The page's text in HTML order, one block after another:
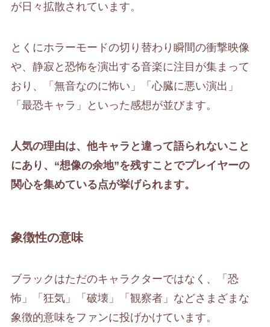
が日々拡散されています。
とくにホラーモードの切り替わり瞬間の衝撃映像
や、静寂と恐怖を演出する音楽に注目が集まって
おり、「無音なのに怖い」「心臓に悪い演出」
「最恐キャラ」といった感想が並びます。
人気の理由は、他キャラと違って語られないこと
にあり、“想像の余地”を残すことでプレイヤーの
関心を集めている点が挙げられます。
象徴性の意味
ブラックはただのキャラクターではなく、「恐
怖」「狂気」「破壊」「観察者」などさまざまな
象徴的意味をファンに投げかけています。